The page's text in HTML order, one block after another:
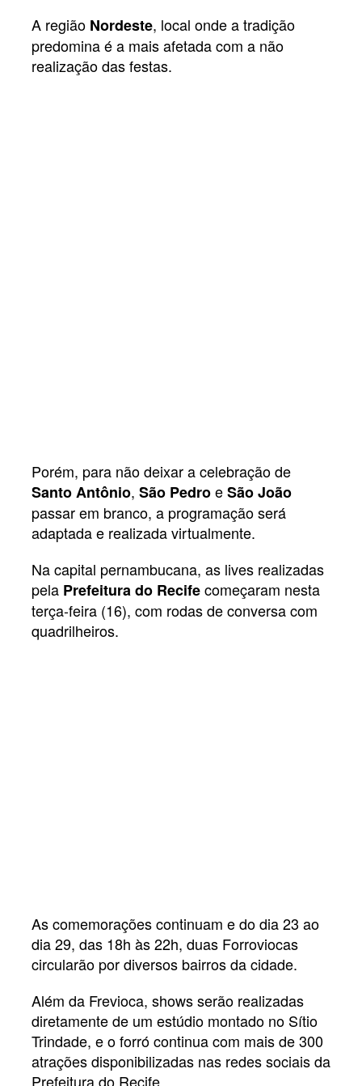
A região Nordeste, local onde a tradição
predomina é a mais afetada com a não
realização das festas.
Porém, para não deixar a celebração de
Santo Antônio, São PedroeSão João
passar em branco, a programação será
adaptada e realizada virtualmente.
Na capital pernambucana, as lives realizadas
pela Prefeitura do Recifecomeçaram nesta
terça-feira (16), com rodas de conversa com
quadrilheiros.
As comemorações continuam e do dia 23 ao
dia 29, das 18h às 22h, duas Forroviocas
circularão por diversos bairros da cidade.
Além da Frevioca, shows serão realizadas
diretamente de um estúdio montado no Sítio
Trindade, e o forró continua com mais de 300
atrações disponibilizadas nas redes sociais da
Prefeitura do Recife.